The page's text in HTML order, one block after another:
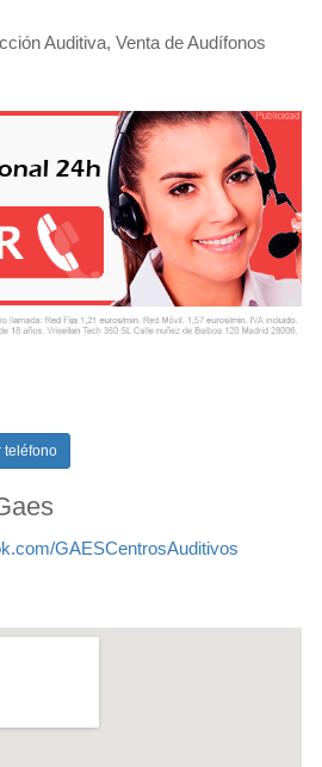
Auditiva, Venta de Audífonos
teléfono
GAESCentrosAuditivos